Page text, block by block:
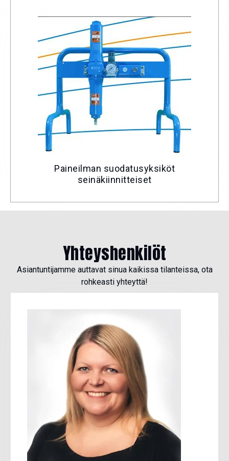
Paineilman suodatusyksiköt
seinäkiinnitteiset
Yhteyshenkilöt
Asiantuntijamme auttavat sinua kaikissa tilanteissa, ota
rohkeasti yhteyttä!